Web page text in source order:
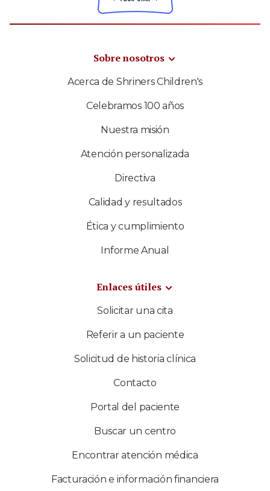
Sobre nosotros
Acerca de Shriners Children's
Celebramos 100 años
Nuestra misión
Atención personalizada
Directiva
Calidad y resultados
Ética y cumplimiento
Informe Anual
Enlaces útiles
Solicitar una cita
Referir a un paciente
Solicitud de historia clínica
Contacto
Portal del paciente
Buscar un centro
Encontrar atención médica
Facturación e información financiera